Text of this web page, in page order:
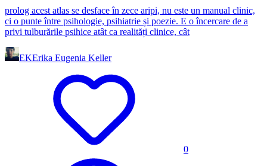
prolog acest atlas se desface în zece aripi, nu este un manual clinic,
ci o punte între psihologie, psihiatrie și poezie. E o încercare de a
privi tulburările psihice atât ca realități clinice, cât
EKErika Eugenia Keller
0